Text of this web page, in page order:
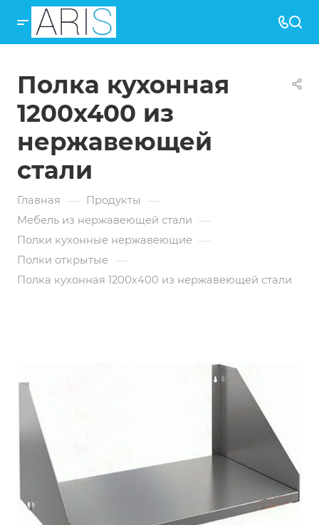
Полка кухонная
1200х400 из
нержавеющей
стали
Главная — Продукты —
Мебель из нержавеющей стали —
Полки кухонные нержавеющие —
Полки открытые —
Полка кухонная 1200х400 из нержавеющей стали